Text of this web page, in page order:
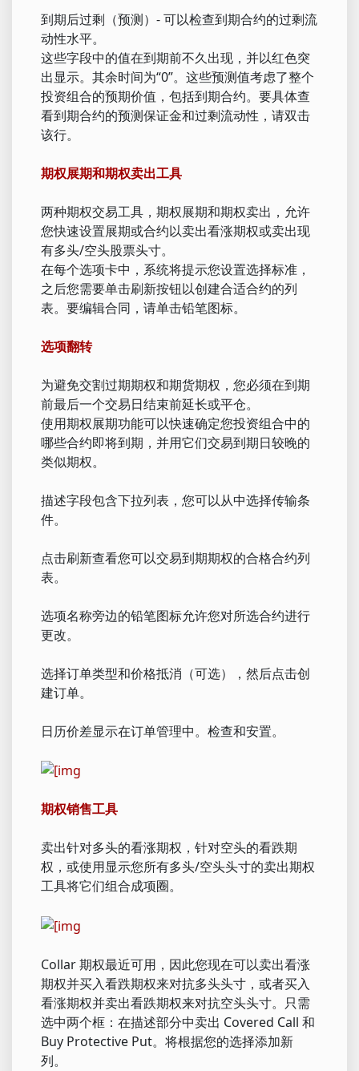
到期后过剩（预测）- 可以检查到期合约的过剩流
动性水平。
这些字段中的值在到期前不久出现，并以红色突
出显示。其余时间为“0”。这些预测值考虑了整个
投资组合的预期价值，包括到期合约。要具体查
看到期合约的预测保证金和过剩流动性，请双击
该行。
期权展期和期权卖出工具
两种期权交易工具，期权展期和期权卖出，允许
您快速设置展期或合约以卖出看涨期权或卖出现
有多头/空头股票头寸。
在每个选项卡中，系统将提示您设置选择标准，
之后您需要单击刷新按钮以创建合适合约的列
表。要编辑合同，请单击铅笔图标。
选项翻转
为避免交割过期期权和期货期权，您必须在到期
前最后一个交易日结束前延长或平仓。
使用期权展期功能可以快速确定您投资组合中的
哪些合约即将到期，并用它们交易到期日较晚的
类似期权。
描述字段包含下拉列表，您可以从中选择传输条
件。
点击刷新查看您可以交易到期期权的合格合约列
表。
选项名称旁边的铅笔图标允许您对所选合约进行
更改。
选择订单类型和价格抵消（可选），然后点击创
建订单。
日历价差显示在订单管理中。检查和安置。
期权销售工具
卖出针对多头的看涨期权，针对空头的看跌期
权，或使用显示您所有多头/空头头寸的卖出期权
工具将它们组合成项圈。
Collar 期权最近可用，因此您现在可以卖出看涨
期权并买入看跌期权来对抗多头头寸，或者买入
看涨期权并卖出看跌期权来对抗空头头寸。只需
选中两个框：在描述部分中卖出 Covered Call 和
Buy Protective Put。将根据您的选择添加新
列。